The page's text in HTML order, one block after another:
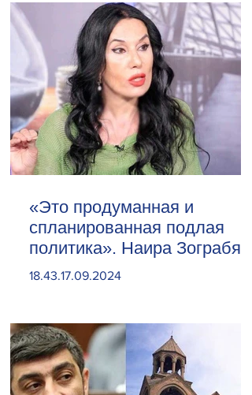
«Это продуманная и
спланированная подлая
политика». Наира Зограбян
18.43.17.09.2024